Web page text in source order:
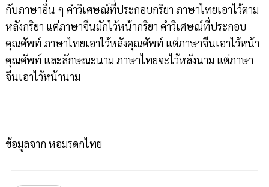
กับภาษาอื่น ๆ คำวิเศษณ์ที่ประกอบกริยา ภาษาไทยเอาไว้ตาม
หลังกริยา แต่ภาษาจีนมักไว้หน้ากริยา คำวิเศษณ์ที่ประกอบ
คุณศัพท์ ภาษาไทยเอาไว้หลังคุณศัพท์ แต่ภาษาจีนเอาไว้หน้า
คุณศัพท์ และลักษณะนาม ภาษาไทยจะไว้หลังนาม แต่ภาษา
จีนเอาไว้หน้านาม
ข้อมูลจาก หอมรดกไทย